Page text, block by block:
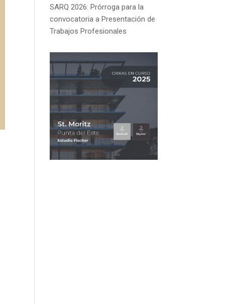
SARQ 2026: Prórroga para la
convocatoria a Presentación de
Trabajos Profesionales